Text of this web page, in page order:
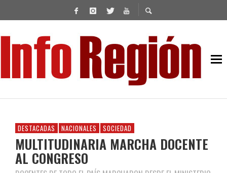
DESTACADAS NACIONALES SOCIEDAD
MULTITUDINARIA MARCHA DOCENTE
AL CONGRESO